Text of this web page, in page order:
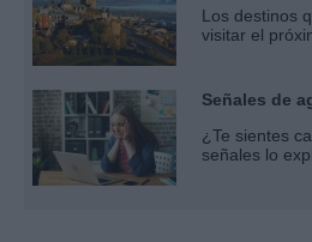
Los destinos
visitar el
Señales de
¿Te sientes
señales lo